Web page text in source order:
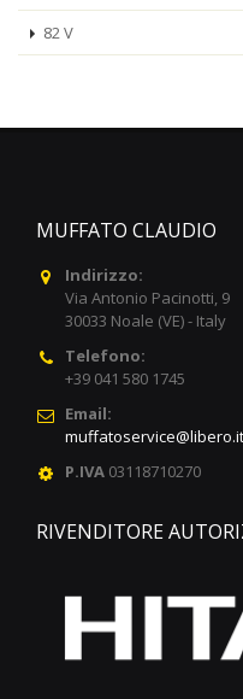
82 V
MUFFATO CLAUDIO
Indirizzo:
Via Antonio Pacinotti, 9
30033 Noale (VE) - Italy
Telefono:
+39 041 580 1745
Email:
muffatoservice@libero.it
P.IVA 03118710270
RIVENDITORE